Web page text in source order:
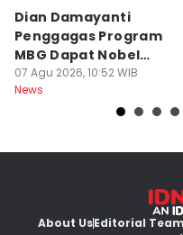
Dian Damayanti
Penggagas Program
MBG Dapat Nobel
Perdamaian Minta Maaf
07 Agu 2026, 10:52 WIB
News
About UsEditorial